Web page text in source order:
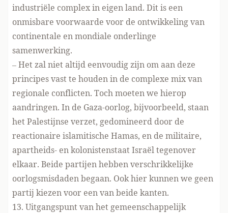
industriële complex in eigen land. Dit is een
onmisbare voorwaarde voor de ontwikkeling van
continentale en mondiale onderlinge
samenwerking.
– Het zal niet altijd eenvoudig zijn om aan deze
principes vast te houden in de complexe mix van
regionale conflicten. Toch moeten we hierop
aandringen. In de Gaza-oorlog, bijvoorbeeld, staan
het Palestijnse verzet, gedomineerd door de
reactionaire islamitische Hamas, en de militaire,
apartheids- en kolonistenstaat Israël tegenover
elkaar. Beide partijen hebben verschrikkelijke
oorlogsmisdaden begaan. Ook hier kunnen we geen
partij kiezen voor een van beide kanten.
13. Uitgangspunt van het gemeenschappelijk